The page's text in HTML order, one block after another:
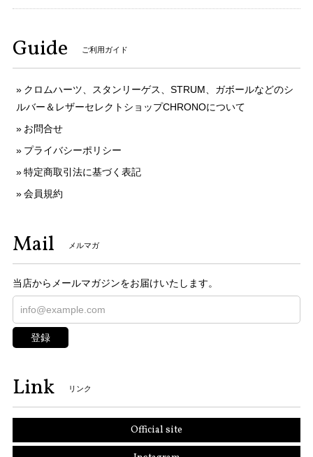
Guide ご利用ガイド
クロムハーツ、スタンリーゲス、STRUM、ガボールなどのシ
ルバー＆レザーセレクトショップCHRONOについて
お問合せ
プライバシーポリシー
特定商取引法に基づく表記
会員規約
Mail メルマガ
当店からメールマガジンをお届けいたします。
登録
Link リンク
Official site